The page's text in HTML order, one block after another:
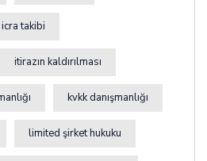
icra takibi
itirazın kaldırılması
kvkk danışmanlığı
limited şirket hukuku